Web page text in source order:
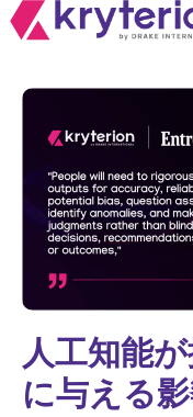
人工知能
に与える